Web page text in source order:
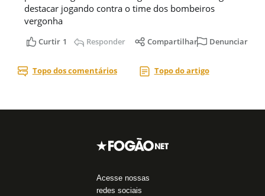
Acesse nossas
redes sociais